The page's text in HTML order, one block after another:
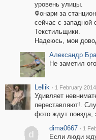
уровень улицы.
Фонари за
сейчас с
Текстильщики.
Надеюсь, мои
Александр
Не заметил
Lellik · 1 February
Удивляет
переставляют!.
фото ждут поезда,
d
dima0667 · 1
Если люди